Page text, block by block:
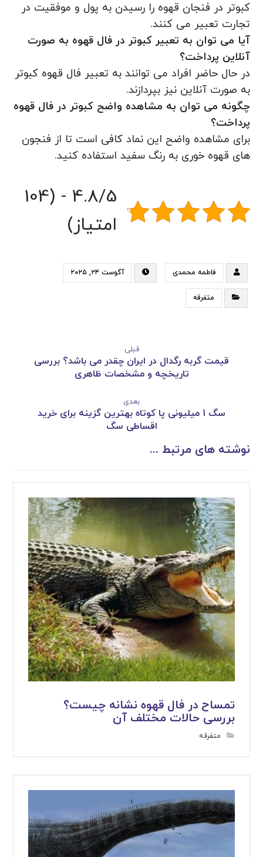
کبوتر در فنجان قهوه را رسیدن به پول و موفقیت در
تجارت تعبیر می کنند.
آیا می توان به تعبیر کبوتر در فال قهوه به صورت
آنلاین پرداخت؟
در حال حاضر افراد می توانند به تعبیر فال قهوه کبوتر
به صورت آنلاین نیز بپردازند.
چگونه می توان به مشاهده واضح کبوتر در فال قهوه
پرداخت؟
برای مشاهده واضح این نماد کافی است تا از فنجون
های قهوه خوری به رنگ سفید استفاده کنید.
4.8/5 - (104
امتیاز)
فاطمه محمدی آگوست ۲۴, ۲۰۲۵
متفرقه
قبلی
قیمت گربه رگدال در ایران چقدر می باشد؟ بررسی
تاریخچه و مشخصات ظاهری
بعدی
سگ 1 میلیونی پا کوتاه بهترین گزینه برای خرید
اقساطی سگ
نوشته های مرتبط ...
تمساح در فال قهوه نشانه چیست؟
بررسی حالات مختلف آن
متفرقه